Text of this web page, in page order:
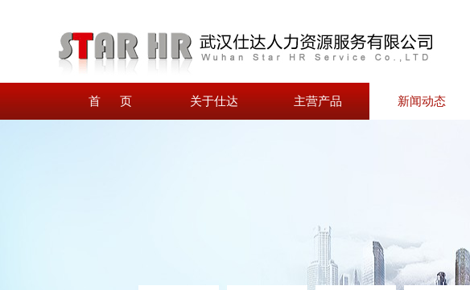
首 页 关于仕达 主营产品 新闻动态